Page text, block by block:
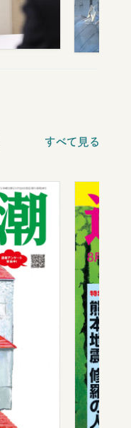
すべて見る